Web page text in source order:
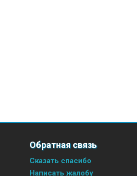
Обратная связь
Сказать спасибо
Написать жалобу